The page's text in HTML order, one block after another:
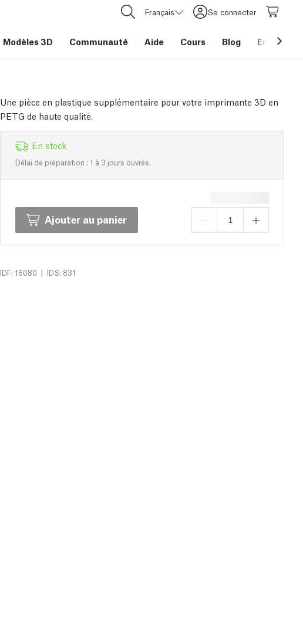
Français Se connecter
Modèles 3D Communauté Aide Cours Blog Entreprise
Une pièce en plastique supplémentaire pour votre imprimante 3D en
PETG de haute qualité.
En stock
Délai de préparation : 1 à 3 jours ouvrés.
Ajouter au panier
IDF: 16080 | IDS: 831